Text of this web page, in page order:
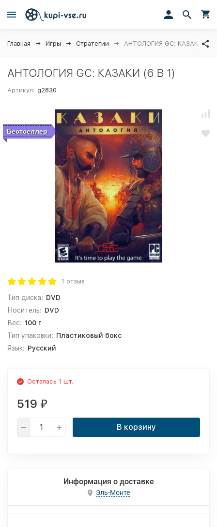
Главная Игры Стратегии АНТОЛОГИЯ GC: КАЗАКИ (6
АНТОЛОГИЯ GC: КАЗАКИ (6 В 1)
Артикул: g2830
Бестселлер
1 отзыв
Тип диска: DVD
Носитель: DVD
Вес: 100 г
Тип упаковки: Пластиковый бокс
Язык: Русский
Осталась 1 шт.
519 ₽
В корзину
Информация о доставке
Эль-Монте